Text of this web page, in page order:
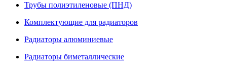
Трубы полиэтиленовые (ПНД)
Комплектующие для радиаторов
Радиаторы алюминиевые
Радиаторы биметаллические